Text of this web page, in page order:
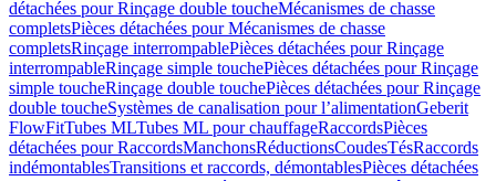
détachées pour Rinçage double toucheMécanismes de chasse
completsPièces détachées pour Mécanismes de chasse
completsRinçage interrompablePièces détachées pour Rinçage
interrompableRinçage simple touchePièces détachées pour Rinçage
simple toucheRinçage double touchePièces détachées pour Rinçage
double toucheSystèmes de canalisation pour l’alimentationGeberit
FlowFitTubes MLTubes ML pour chauffageRaccordsPièces
détachées pour RaccordsManchonsRéductionsCoudesTésRaccords
indémontablesTransitions et raccords, démontablesPièces détachées